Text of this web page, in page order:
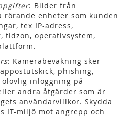
: Bilder från
rörande enheter som kunden
tex IP-adress,
tidzon, operativsystem,
: Kamerabevakning sker
phishing,
inloggning på
andra åtgärder som är
användarvillkor. Skydda
IT-miljö mot angrepp och